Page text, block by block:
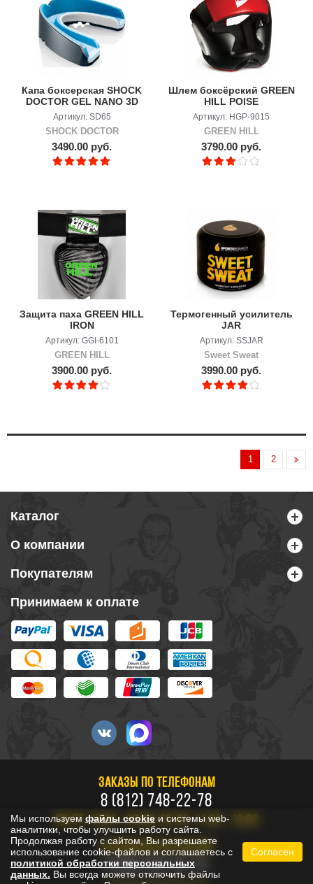
Капа боксерская SHOCK
DOCTOR GEL NANO 3D
Артикул: SD65
SHOCK DOCTOR
3490.00 руб.
Шлем боксёрский GREEN
HILL POISE
Артикул: HGP-9015
GREEN HILL
3790.00 руб.
Защита паха GREEN HILL
IRON
Артикул: GGI-6101
GREEN HILL
3900.00 руб.
Термогенный усилитель
JAR
Артикул: SSJAR
Sweet Sweat
3990.00 руб.
1 2
Каталог
О компании
Покупателям
Принимаем к оплате
ЗАКАЗЫ ПО ТЕЛЕФОНАМ
8 (812) 748-22-78
ПН-ПТ: 10:00 - 20:00, СБ-ВС: 11:00 - 18:00
БЕСПЛАТНО ПО РОССИИ
8 800 333-53-73
Мы используем файлы cookie и системы web-
аналитики, чтобы улучшить работу сайта.
Продолжая работу с сайтом, Вы разрешаете
использование cookie-файлов и соглашаетесь с
политикой обработки персональных
данных. Вы всегда можете отключить файлы
Согласен